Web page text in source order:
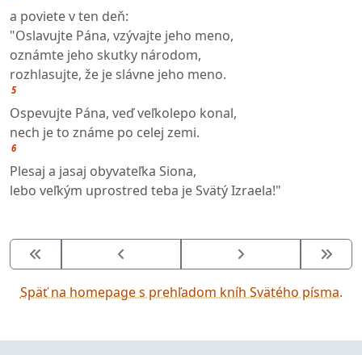
a poviete v ten deň:
"Oslavujte Pána, vzývajte jeho meno,
oznámte jeho skutky národom,
rozhlasujte, že je slávne jeho meno.
5
Ospevujte Pána, veď veľkolepo konal,
nech je to známe po celej zemi.
6
Plesaj a jasaj obyvateľka Siona,
lebo veľkým uprostred teba je Svätý Izraela!"
Späť na homepage s prehľadom kníh Svätého písma.